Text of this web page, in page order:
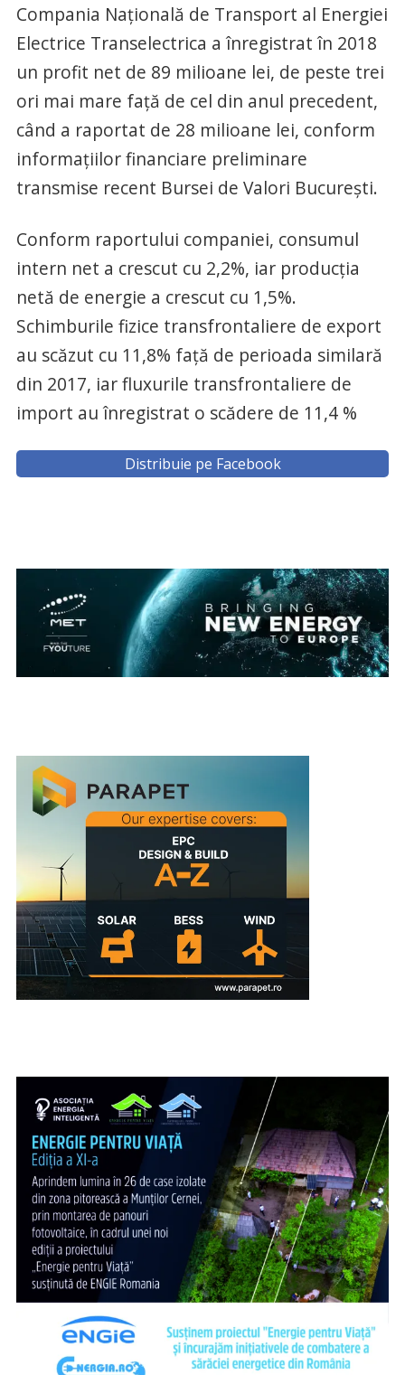
Compania Naţională de Transport al Energiei
Electrice Transelectrica a înregistrat în 2018
un profit net de 89 milioane lei, de peste trei
ori mai mare faţă de cel din anul precedent,
când a raportat de 28 milioane lei, conform
informaţiilor financiare preliminare
transmise recent Bursei de Valori Bucureşti.
Conform raportului companiei, consumul
intern net a crescut cu 2,2%, iar producţia
netă de energie a crescut cu 1,5%.
Schimburile fizice transfrontaliere de export
au scăzut cu 11,8% faţă de perioada similară
din 2017, iar fluxurile transfrontaliere de
import au înregistrat o scădere de 11,4 %
Distribuie pe Facebook